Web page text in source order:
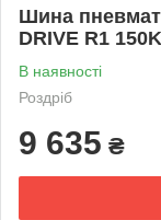
Шина
DRIVE R1
В наявності
Роздріб
9 635 ₴